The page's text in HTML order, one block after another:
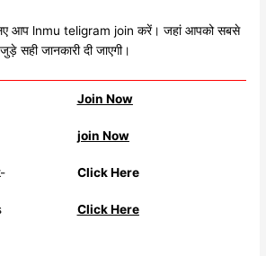
आप lnmu teligram join करें। जहां आपको सबसे
सही जानकारी दी जाएगी।
Join Now
join Now
Click Here
Click Here